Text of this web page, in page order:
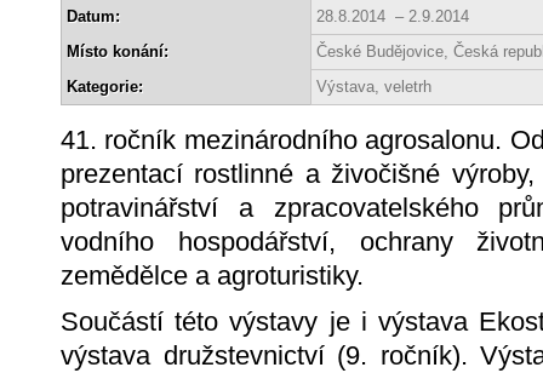
Datum:
28.8.2014 – 2.9.2014
Místo konání:
České Budějovice, Česká
Kategorie:
Výstava, veletrh
41. ročník mezinárodního agrosalonu.
prezentací rostlinné a živočišné
potravinářství a zpracovatelského
vodního hospodářství, ochrany
zemědělce a agroturistiky.
Součástí této výstavy je i výstava
výstava družstevnictví (9. ročník).